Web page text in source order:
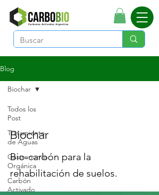
Blog
Todos los
Post
Tratamiento
de Aguas
Gastronomía
Orgánica
Carbón
Activado
Biochar
Biochar
Bio-carbón para la
rehabilitación de suelos.